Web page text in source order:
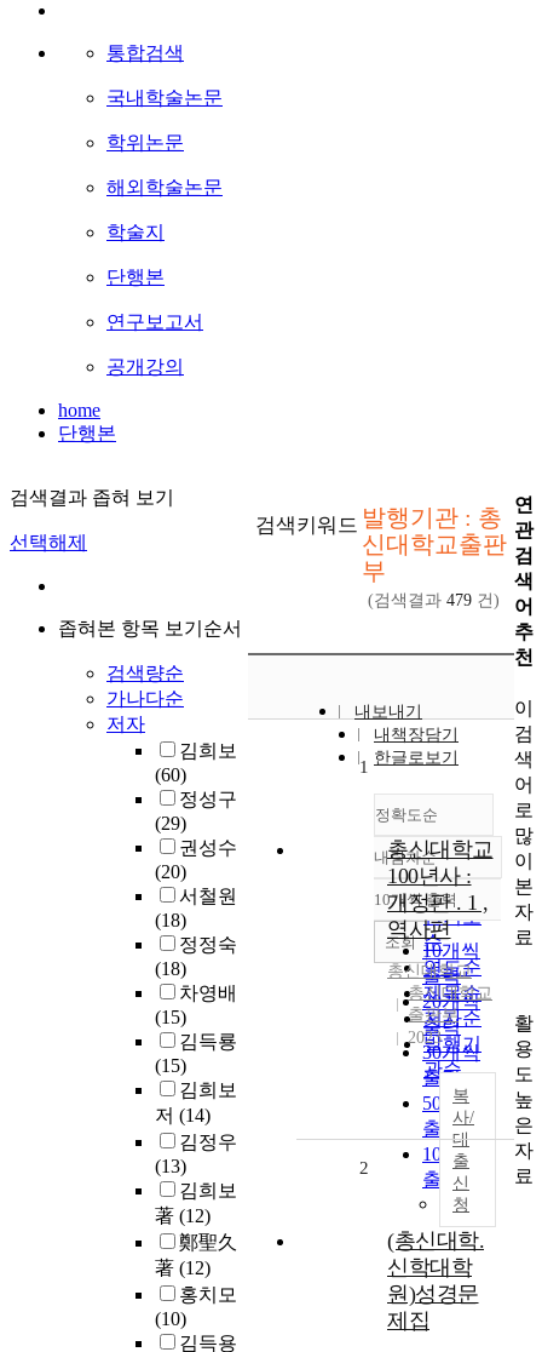
통합검색
국내학술논문
학위논문
해외학술논문
학술지
단행본
연구보고서
공개강의
home
단행본
검색결과 좁혀 보기
선택해제
좁혀본 항목 보기순서
검색량순
가나다순
저자
김희보
(60)
정성구
(29)
권성수
(20)
서철원
(18)
정정숙
(18)
차영배
(15)
김득룡
(15)
김희보
저 (14)
김정우
(13)
김희보
著 (12)
鄭聖久
著 (12)
홍치모
(10)
김득용
검색키워드 발행기관 : 총
신대학교출판
부
(검색결과 479 건)
내보내기
내책장담기
한글로보기
정확도순
정확도
순
인기도
순
연도순
제목순
저자순
발행기
관순
내림차순
내림차순
10개씩 출력
10개씩
출력
20개씩
출력
30개씩
출력
50개씩
출력
100개씩
출력
조회
1
총신대학교
100년사 :
개정판 . 1 ,
역사편
총신대학교
총신대학교
출판부
2023
복
사/
대
출
신
청
2
(총신대학.
신학대학
원)성경문
제집
연
관
검
색
어
추
천
이
검
색
어
로
많
이
본
자
료
활
용
도
높
은
자
료